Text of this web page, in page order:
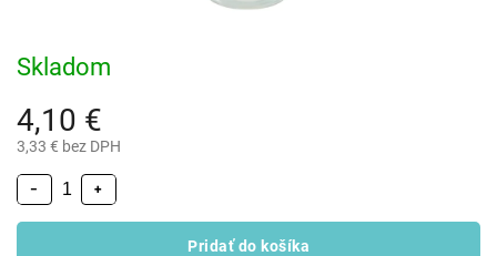
4,10 €
3,33 € bez DPH
Skladom
+
−
Pridať do košíka